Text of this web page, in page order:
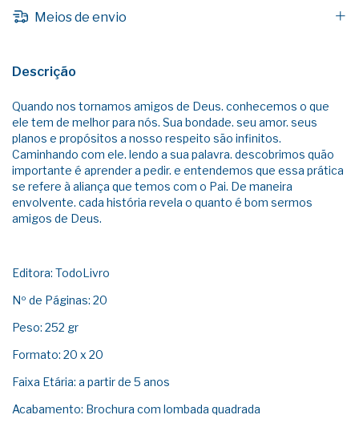
Meios de envio
Descrição
Quando nos tornamos amigos de Deus. conhecemos o que
ele tem de melhor para nós. Sua bondade. seu amor. seus
planos e propósitos a nosso respeito são infinitos.
Caminhando com ele. lendo a sua palavra. descobrimos quão
importante é aprender a pedir. e entendemos que essa prática
se refere à aliança que temos com o Pai. De maneira
envolvente. cada história revela o quanto é bom sermos
amigos de Deus.
Editora: TodoLivro
Nº de Páginas: 20
Peso: 252 gr
Formato: 20 x 20
Faixa Etária: a partir de 5 anos
Acabamento: Brochura com lombada quadrada